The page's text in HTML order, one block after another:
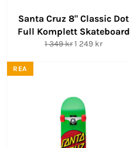
Santa Cruz 8" Classic Dot
Full Komplett Skateboard
Ordinarie
1 349 krreapris
1 249 kr
REA